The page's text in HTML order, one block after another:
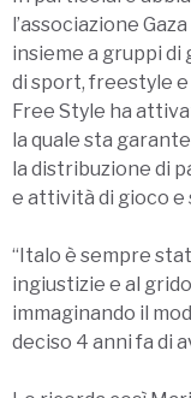
l’associazione
insieme a gruppi di
di sport, freestyle e
Free Style ha
la quale sta
la distribuzione di
e attività di gioco e
“Italo è sempre
ingiustizie e al
immaginando il
deciso 4 anni fa di